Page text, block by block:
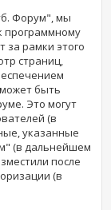
Форум", мы
программному
за рамки этого
страниц,
быть
Это могут
(в
указанные
(в дальнейшем
после
(в